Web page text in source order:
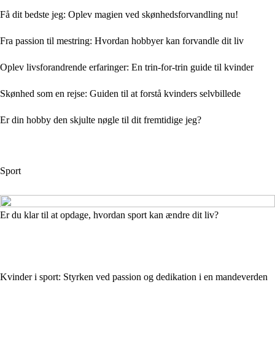
Få dit bedste jeg: Oplev magien ved skønhedsforvandling nu!
Fra passion til mestring: Hvordan hobbyer kan forvandle dit liv
Oplev livsforandrende erfaringer: En trin-for-trin guide til kvinder
Skønhed som en rejse: Guiden til at forstå kvinders selvbillede
Er din hobby den skjulte nøgle til dit fremtidige jeg?
Sport
Er du klar til at opdage, hvordan sport kan ændre dit liv?
Kvinder i sport: Styrken ved passion og dedikation i en mandeverden